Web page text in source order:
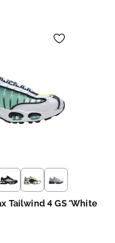
Tailwind 4 GS 'White